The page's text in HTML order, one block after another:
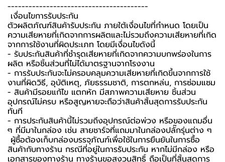
----------------------------------------
️ เงื่อนไขการรับประกัน ️
ตัวผลิตภัณฑ์สินค้ารับประกัน ภายใต้เงื่อนไขที่กำหนด โดยเป็น
ความเสียหายที่เกิดจากการผลิตและไม่รวมถึงความเสียหายที่เกิด
จากการใช้งานที่ผิดประเภท โดยมีเงื่อนไขดังนี้
- รับประกันสินค้าที่ชำรุดเสียหายที่เกิดจากความบกพร่องในการ
ผลิต หรือชิ้นส่วนที่ไม่ได้มาตรฐานจากโรงงาน
- การรับประกันจะไม่ครอบคลุมความเสียหายที่เกิดขึ้นจากการใช้
งานที่ผิดวิธี, อุบัติเหตุ, ภัยธรรมชาติ, การตกหล่น, การซ่อมแซม
- สินค้ามีรอยแก้ไข แตกหัก มีสภาพความเสียหาย ชิ้นส่วน
อุปกรณ์ไม่ครบ หรือสูญหายจะถือว่าสินค้าสิ้นสุดการรับประกัน
ทันที
- การประกันสินค้านี้ไม่รวมถึงอุปกรณ์ต่อพ่วง หรือของแถมอื่น
ๆ ที่มีมาในกล่อง เช่น สายชาร์จที่แถมมาในกล่องปลั๊กรุ่นต่าง ๆ
️ ผู้ซื้อต้องเก็บกล่องบรรจุภัณฑ์เพื่อใช้ในการยืนยันในการซื้อ
สินค้ากับทางร้าน กรณีที่อยู่ในการรับประกัน หากไม่มีกล่อง หรือ
เอกสารของทางร้าน ทางร้านขอสงวนสิทธิ์ ถือเป็นที่สิ้นสุดการ